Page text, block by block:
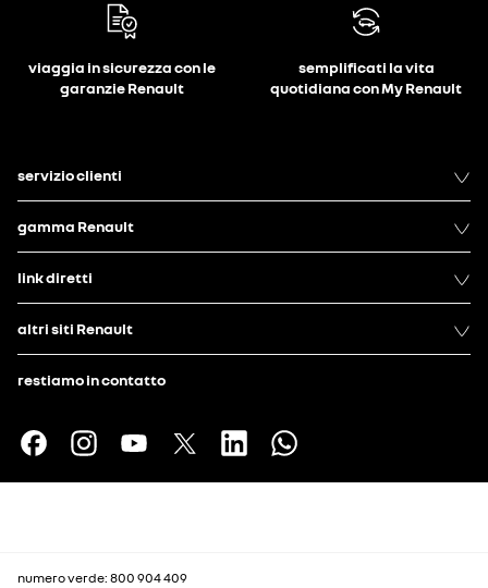
viaggia in sicurezza con le
garanzie Renault
semplificati la vita
quotidiana con My Renault
servizio clienti
gamma Renault
link diretti
altri siti Renault
restiamo in contatto
numero verde: 800 904 409